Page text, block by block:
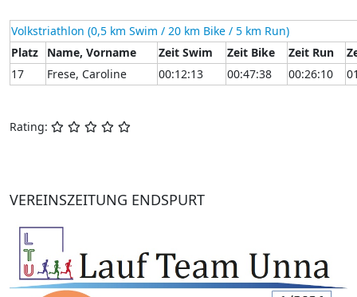
Volkstriathlon (0,5 km Swim / 20 km Bike / 5 km Run)
Platz
Name, Vorname Zeit Swim Zeit Bike Zeit Run
17
Frese, Caroline 00:12:13 00:47:38 00:26:10
Rating:
VEREINSZEITUNG ENDSPURT